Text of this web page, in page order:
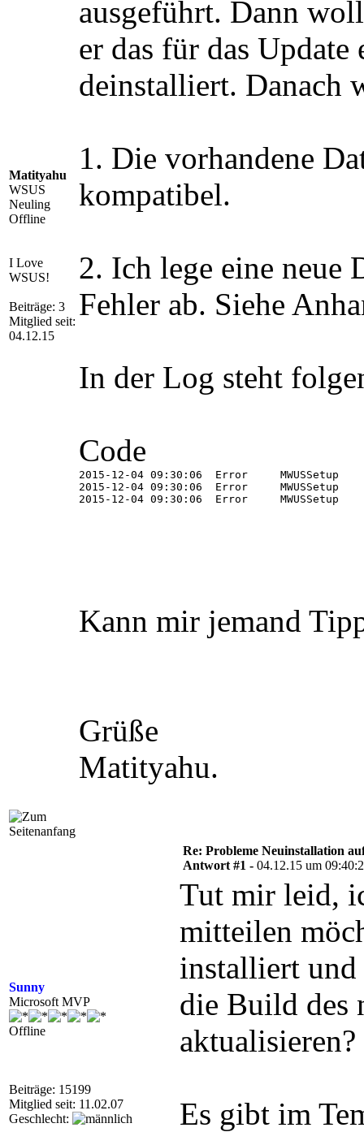
Matityahu
WSUS
Neuling
Offline
I Love
WSUS!
Beiträge: 3
Mitglied seit:
04.12.15
ausgeführt. Dann
er das für das
deinstalliert. Danach
1. Die vorhandene
kompatibel.
2. Ich lege eine neue
Fehler ab. Siehe
In der Log steht
Code
2015-12-04 09:30:06  Error
2015-12-04 09:30:06  Error
2015-12-04 09:30:06  Error
Kann mir jemand
Grüße
Matityahu.
Sunny
Microsoft MVP
Offline
Beiträge: 15199
Mitglied seit: 11.02.07
Geschlecht:
Re: Probleme Neuinstallation
Antwort #1 - 04.12.15 um
Tut mir leid,
mitteilen
installiert und
die Build des
aktualisieren?
Es gibt im